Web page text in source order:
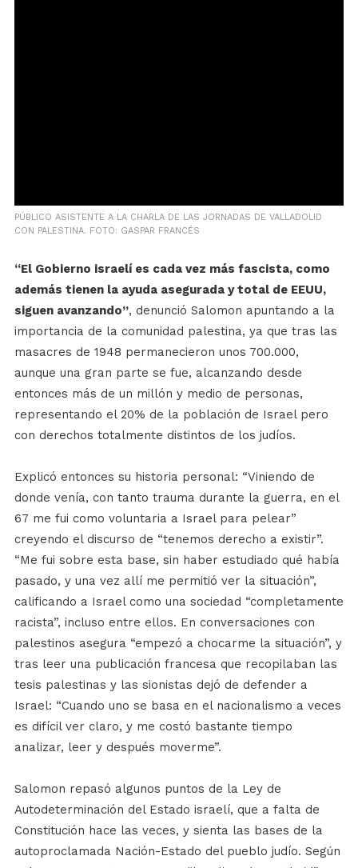
PÚBLICO ASISTENTE A LA CHARLA DE LAS JORNADAS DE VALLADOLID
CON PALESTINA. FOTO: GASPAR FRANCÉS
“El Gobierno israelí es cada vez más fascista, como
además tienen la ayuda asegurada y total de EEUU,
siguen avanzando”, denunció Salomon apuntando a la
importancia de la comunidad palestina, ya que tras las
masacres de 1948 permanecieron unos 700.000,
aunque una gran parte se fue, alcanzando desde
entonces más de un millón y medio de personas,
representando el 20% de la población de Israel pero
con derechos totalmente distintos de los judíos.
Explicó entonces su historia personal: “Viniendo de
donde venía, con tanto trauma durante la guerra, en el
67 me fui como voluntaria a Israel para pelear”
creyendo el discurso de “tenemos derecho a existir”.
“Me fui sobre esta base, sin haber estudiado qué había
pasado, y una vez allí me permitió ver la situación”,
calificando a Israel como una sociedad “completamente
racista”, incluso entre ellos. En conversaciones con
palestinos asegura “empezó a chocarme la situación”, y
tras leer una publicación francesa que recopilaban las
tesis palestinas y las sionistas dejó de defender a
Israel: “Cuando uno se basa en el nacionalismo a veces
es difícil ver claro, y me costó bastante tiempo
analizar, leer y después moverme”.
Salomon repasó algunos puntos de la Ley de
Autodeterminación del Estado israelí, que a falta de
Constitución hace las veces, y sienta las bases de la
autoproclamada Nación-Estado del pueblo judío. Según